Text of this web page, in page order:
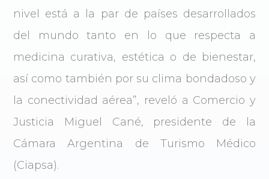
nivel está a la par de países desarrollados
del mundo tanto en lo que respecta a
medicina curativa, estética o de bienestar,
así como también por su clima bondadoso y
la conectividad aérea”, reveló a Comercio y
Justicia Miguel Cané, presidente de la
Cámara Argentina de Turismo Médico
(Ciapsa).